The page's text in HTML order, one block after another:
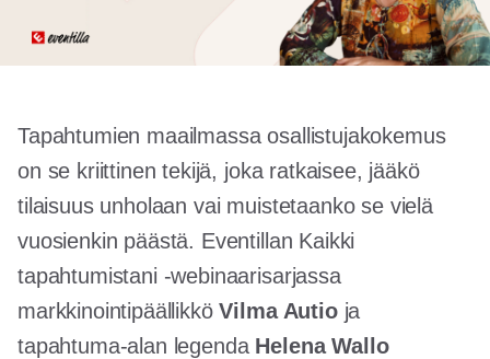
Tapahtumien maailmassa osallistujakokemus
on se kriittinen tekijä, joka ratkaisee, jääkö
tilaisuus unholaan vai muistetaanko se vielä
vuosienkin päästä. Eventillan Kaikki
tapahtumistani -webinaarisarjassa
markkinointipäällikköVilma Autioja
tapahtuma-alan legenda Helena Wallo